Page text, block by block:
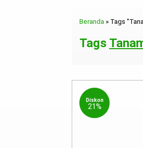
Beranda » Tags
Tags
Diskon
21%